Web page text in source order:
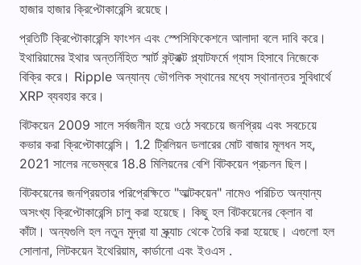
হাজার হাজার ক্রিপ্টোকারেন্সি রয়েছে।
প্রতিটি ক্রিপ্টোকারেন্সি ফাংশন এবং স্পেসিফিকেশনে আলাদা বলে দাবি করে।
ইথারিয়ামের ইথার অন্তর্নিহিত স্মার্ট কন্ট্রাক্ট প্ল্যাটফর্মে গ্যাস হিসাবে নিজেকে
বিক্রি করে। Ripple অন্যান্য ভৌগলিক স্থানের মধ্যে স্থানান্তর সুবিধার্থে
XRP ব্যবহার করে।
বিটকয়েন 2009 সালে সর্বজনীন হয়ে ওঠে সবচেয়ে জনপ্রিয় এবং সবচেয়ে
কভার করা ক্রিপ্টোকারেন্সি। 1.2 ট্রিলিয়ন ডলারের মোট বাজার মূলধন সহ,
2021 সালের নভেম্বরে 18.8 মিলিয়নের বেশি বিটকয়েন প্রচলন ছিল।
বিটকয়েনের জনপ্রিয়তার পরিপ্রেক্ষিতে "আল্টকয়েন" নামেও পরিচিত অন্যান্য
অসংখ্য ক্রিপ্টোকারেন্সি চালু করা হয়েছে। কিছু হল বিটকয়েনের ক্লোন বা
কাঁটা। অন্যগুলি হল নতুন মুদ্রা যা স্ক্র্যাচ থেকে তৈরি করা হয়েছে। এগুলো হল
সোলানা, লিটকয়েন ইথেরিয়াম, কার্ডানো এবং ইওএস .